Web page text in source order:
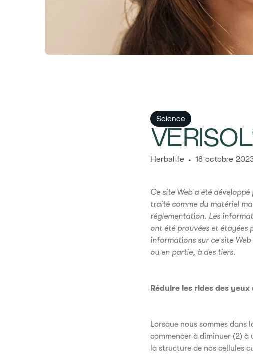
Science
​​Herbalife​ 18 octobre
Ce site Web a été
traité comme du matériel
réglementation. Les
ont été prouvées et étayées
informations sur ce site
ou en partie, à des tiers.
Réduire les rides des yeux
Lorsque nous sommes
commencer à diminuer (2) à
la structure de nos cellules